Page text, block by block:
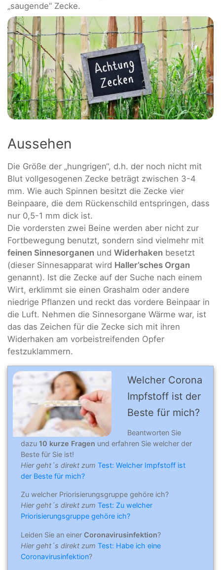
„saugende“ Zecke.
Aussehen
Die Größe der „hungrigen“, d.h. der noch nicht mit
Blut vollgesogenen Zecke beträgt zwischen 3-4
mm. Wie auch Spinnen besitzt die Zecke vier
Beinpaare, die dem Rückenschild entspringen, dass
nur 0,5-1 mm dick ist.
Die vordersten zwei Beine werden aber nicht zur
Fortbewegung benutzt, sondern sind vielmehr mit
feinen Sinnesorganen und Widerhaken besetzt
(dieser Sinnesapparat wird Haller’sches Organ
genannt). Ist die Zecke auf der Suche nach einem
Wirt, erklimmt sie einen Grashalm oder andere
niedrige Pflanzen und reckt das vordere Beinpaar in
die Luft. Nehmen die Sinnesorgane Wärme war, ist
das das Zeichen für die Zecke sich mit ihren
Widerhaken am vorbeistreifenden Opfer
festzuklammern.
Welcher Corona
Impfstoff ist der
Beste für mich?
Beantworten Sie
dazu 10 kurze Fragen und erfahren Sie welcher der
Beste für Sie ist!
Hier geht´s direkt zum Test: Welcher Impfstoff ist
der Beste für mich?
Zu welcher Priorisierungsgruppe gehöre ich?
Hier geht´s direkt zum Test: Zu welcher
Priorisierungsgruppe gehöre ich?
Leiden Sie an einer Coronavirusinfektion?
Hier geht´s direkt zum Test: Habe ich eine
Coronavirusinfektion?